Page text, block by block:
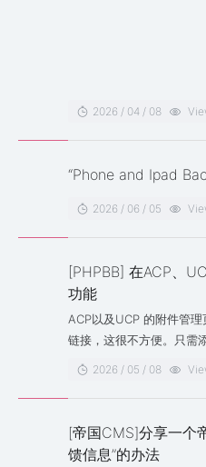
2026 / 04 / 08
“Phone and Ipad
2026 / 06 / 05
[PHPBB] 在ACP、
功能
ACP以及UCP 的附件管
链接，这很不方便。只需
2026 / 05 / 08
[帝国CMS]分享一个
馈信息”的办法